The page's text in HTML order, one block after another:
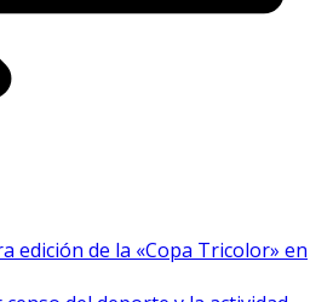
edición de la «Copa Tricolor» en